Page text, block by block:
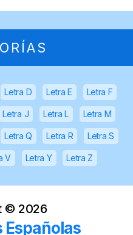
Letra D Letra E Letra F
Letra J Letra L Letra M
Letra Q Letra R Letra S
V Letra Y Letra Z
© 2026
Españolas